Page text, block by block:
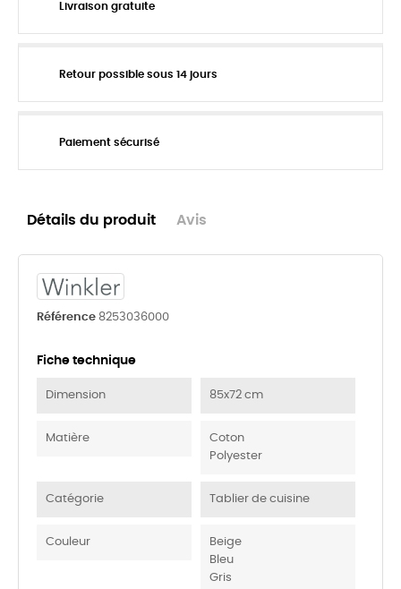
Livraison gratuite
Retour possible sous 14 jours
Paiement sécurisé
Détails du produit Avis
Référence 8253036000
Fiche technique
Dimension 85x72 cm
Matière
Coton
Polyester
Catégorie Tablier de cuisine
Couleur
Beige
Bleu
Gris